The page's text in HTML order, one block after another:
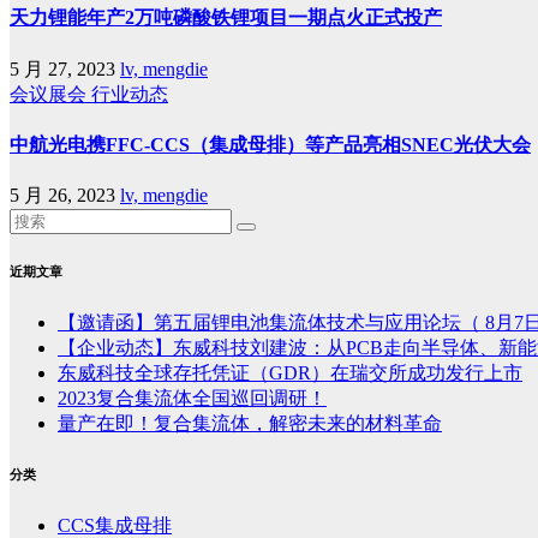
天力锂能年产2万吨磷酸铁锂项目一期点火正式投产
5 月 27, 2023 lv, mengdie
会议展会 行业动态
中航光电携FFC-CCS（集成母排）等产品亮相SNEC光伏大会
5 月 26, 2023 lv, mengdie
近期文章
【邀请函】第五届锂电池集流体技术与应用论坛（ 8月7
【企业动态】东威科技刘建波：从PCB走向半导体、新
东威科技全球存托凭证（GDR）在瑞交所成功发行上市
2023复合集流体全国巡回调研！
量产在即！复合集流体，解密未来的材料革命
分类
CCS集成母排